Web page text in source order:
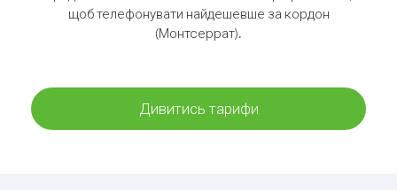
щоб телефонувати найдешевше за кордон
(Монтсеррат).
Дивитись тарифи